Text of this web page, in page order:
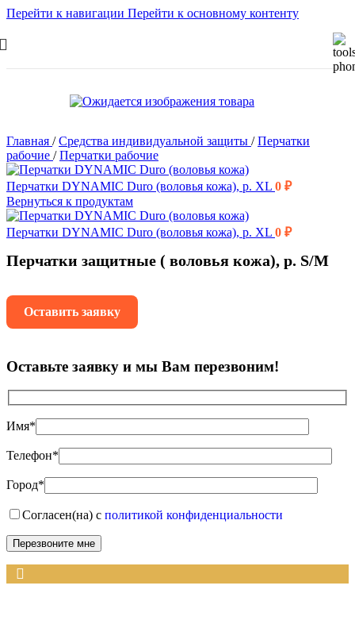
Перейти к навигации Перейти к основному контенту
Главная / Средства индивидуальной защиты / Перчатки
рабочие / Перчатки рабочие
Перчатки DYNAMIC Duro (воловья кожа), р. XL 0 ₽
Вернуться к продуктам
Перчатки DYNAMIC Duro (воловья кожа), р. XL 0 ₽
Перчатки защитные ( воловья кожа), р. S/M
Оставить заявку
Оставьте заявку и мы Вам перезвоним!
Имя*
Телефон*
Город*
Согласен(на) с политикой конфиденциальности